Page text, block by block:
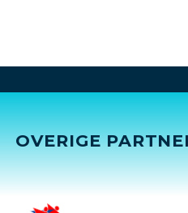
OVERIGE